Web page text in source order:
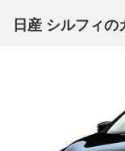
日産 シルフィ